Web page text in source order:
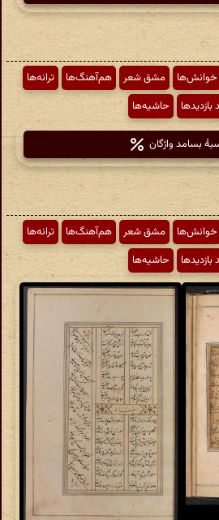
خوانش‌ها مشق شعر هم‌آهنگ‌ها
ترانه‌ها
بازدیدها
حاشیه‌ها
بسامد واژگان
خوانش‌ها مشق شعر هم‌آهنگ‌ها
ترانه‌ها
بازدیدها
حاشیه‌ها